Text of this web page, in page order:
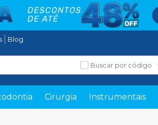
Blog
Buscar por código
Cirurgia Instrumentais